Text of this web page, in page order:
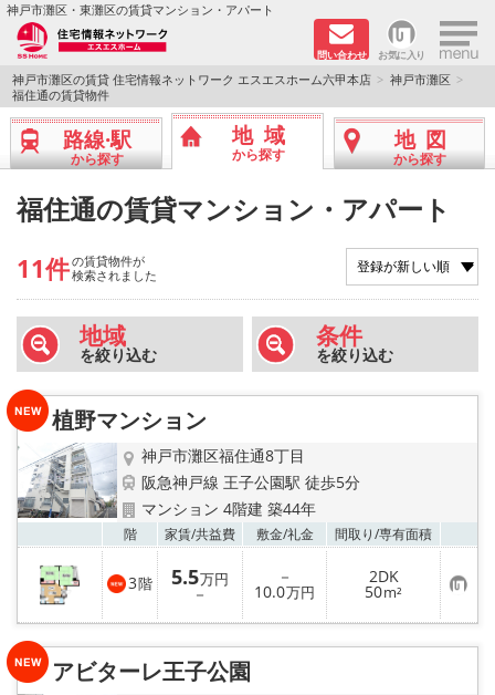
神戸市灘区・東灘区の賃貸マンション・アパート
問い合わせ お気に入り ×
TOPページ
新着物件
ペット飼育可物件
路線·駅から探す
地域から探す
地図から探す
店舗情報·アクセス
会社概要
メールでお問い合わせ
神戸市灘区の賃貸 住宅情報ネットワーク エスエスホーム六甲本店
神戸市灘区
福住通の賃貸物件
路線·駅
から探す
地域
から探す
地図
から探す
福住通の賃貸マンション・アパート
11件の賃貸物件が
検索されました
地域
を絞り込む
条件
を絞り込む
植野マンション
神戸市灘区福住通8丁目
阪急神戸線 王子公園駅 徒歩5分
マンション 4階建 築44年
階 家賃/共益費 敷金/礼金 間取り/専有面積
3階 5.5万円
－
－
10.0万円
2DK
50m² お
気
に
り
アビターレ王子公園